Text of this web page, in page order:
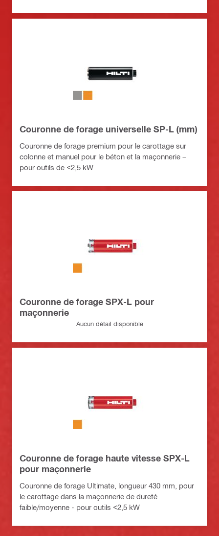
Couronne de forage universelle SP-L​ (mm)
Couronne de forage premium pour le carottage sur
colonne et manuel pour le béton et la maçonnerie –
pour outils de <2,5 kW
Couronne de forage SPX-L pour
maçonnerie
Aucun détail disponible
Couronne de forage haute vitesse SPX-L
pour maçonnerie
Couronne de forage Ultimate, longueur 430 mm, pour
le carottage dans la maçonnerie de dureté
faible/moyenne - pour outils <2,5 kW